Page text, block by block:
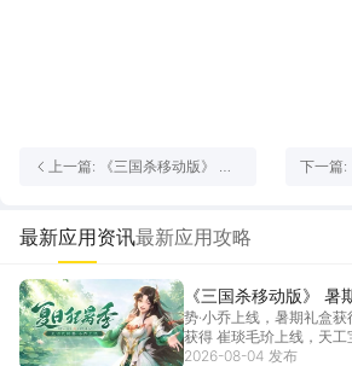
上一篇: 《三国杀移动版》 冬
下一篇:
最新应用资讯最新应用攻略
《三国杀移动版》 暑
势·小乔上线，暑期礼盒
获得 崔琰毛玠上线，天
神吕... [详情]
2026-08-04 发布